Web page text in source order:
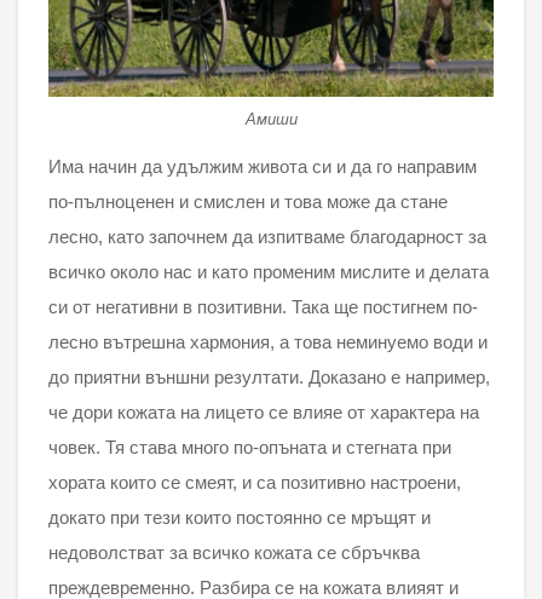
Амиши
Има начин да удължим живота си и да го направим
по-пълноценен и смислен и това може да стане
лесно, като започнем да изпитваме благодарност за
всичко около нас и като променим мислите и делата
си от негативни в позитивни. Така ще постигнем по-
лесно вътрешна хармония, а това неминуемо води и
до приятни външни резултати. Доказано е например,
че дори кожата на лицето се влияе от характера на
човек. Тя става много по-опъната и стегната при
хората които се смеят, и са позитивно настроени,
докато при тези които постоянно се мръщят и
недоволстват за всичко кожата се сбръчква
преждевременно. Разбира се на кожата влияят и